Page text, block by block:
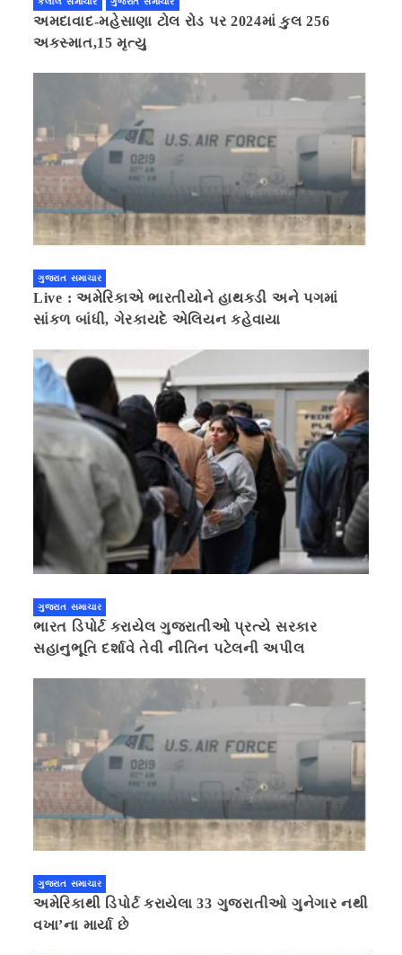
અમદાવાદ-મહેસાણા ટોલ રોડ પર 2024માં કુલ 256
અકસ્માત,15 મૃત્યુ
ગુજરાત સમાચાર
Live : અમેરિકાએ ભારતીયોને હાથકડી અને પગમાં
સાંકળ બાંધી, ગેરકાયદે એલિયન કહેવાયા
ગુજરાત સમાચાર
ભારત ડિપોર્ટ કરાયેલ ગુજરાતીઓ પ્રત્યે સરકાર
સહાનુભૂતિ દર્શાવે તેવી નીતિન પટેલની અપીલ
ગુજરાત સમાચાર
અમેરિકાથી ડિપોર્ટ કરાયેલા 33 ગુજરાતીઓ ગુનેગાર નથી
વખા’ના માર્યા છે